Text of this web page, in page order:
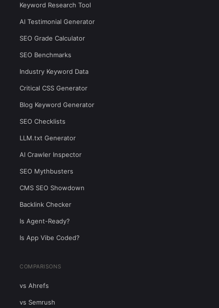
Keyword Research Tool
AI Testimonial Generator
SEO Grade Calculator
SEO Benchmarks
Industry Keyword Data
Critical CSS Generator
Blog Keyword Generator
SEO Checklists
LLM.txt Generator
AI Crawler Inspector
SEO Mythbusters
CMS SEO Showdown
Backlink Checker
Is Agent-Ready?
Is App Vibe Coded?
COMPARISONS
vs Ahrefs
vs Semrush